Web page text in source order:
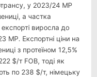
у 2023/24 МР
а частка
експорті виросла до
МР. Експортні ціни на
з протеїном 12,5%
$/т FOB, тоді як
по 238 $/т, німецьку